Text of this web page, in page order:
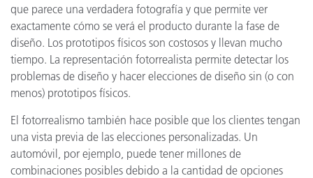
que parece una verdadera fotografía y que permite ver
exactamente cómo se verá el producto durante la fase de
diseño. Los prototipos físicos son costosos y llevan mucho
tiempo. La representación fotorrealista permite detectar los
problemas de diseño y hacer elecciones de diseño sin (o con
menos) prototipos físicos.
El fotorrealismo también hace posible que los clientes tengan
una vista previa de las elecciones personalizadas. Un
automóvil, por ejemplo, puede tener millones de
combinaciones posibles debido a la cantidad de opciones